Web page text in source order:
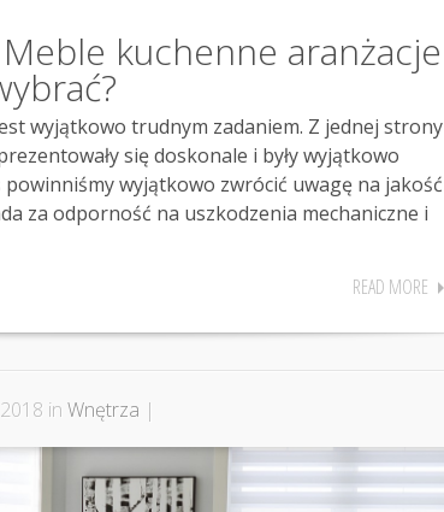
kuchenne aranżacje
wyjątkowo trudnym zadaniem. Z jednej strony
się doskonale i były wyjątkowo
wyjątkowo zwrócić uwagę na jakość
za odporność na uszkodzenia mechaniczne i
READ MORE
in Wnętrza |